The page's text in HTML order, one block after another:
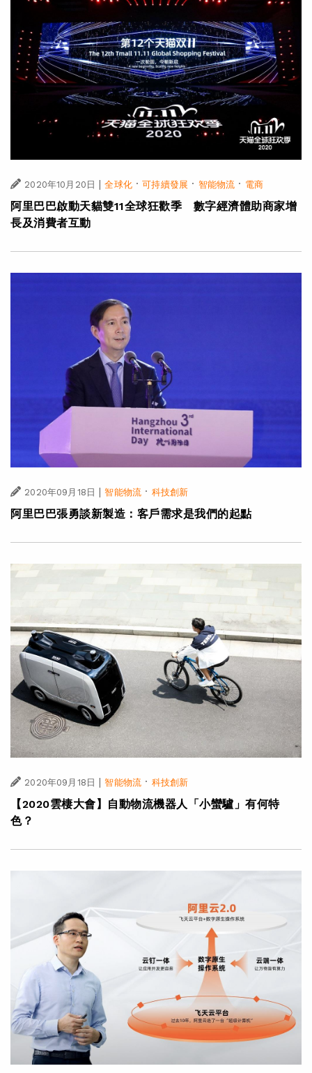
2020年10月20日 | 全球化·可持續發展 · 智能物流 · 電商
阿里巴巴啟動天貓雙11全球狂歡季 數字經濟體助商家增
長及消費者互動
2020年09月18日 | 智能物流 · 科技創新
阿里巴巴張勇談新製造：客戶需求是我們的起點
2020年09月18日 | 智能物流 · 科技創新
【2020雲棲大會】自動物流機器人「小蠻驢」有何特
色？